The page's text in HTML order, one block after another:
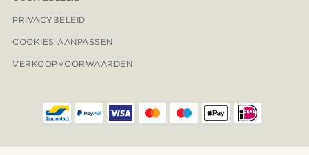
PRIVACYBELEID
COOKIES AANPASSEN
VERKOOPVOORWAARDEN